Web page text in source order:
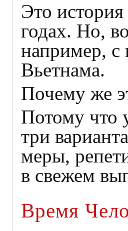
Это
годах. Но,
например,
Вьетнама.
Почему же
Потому что
три
меры,
в свежем
Время